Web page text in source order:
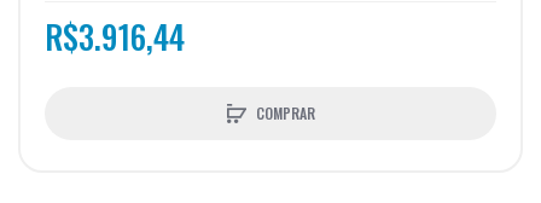
R$3.916,44
COMPRAR